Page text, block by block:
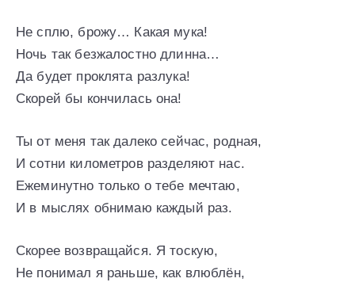
Не сплю, брожу… Какая мука!
Ночь так безжалостно длинна…
Да будет проклята разлука!
Скорей бы кончилась она!
Ты от меня так далеко сейчас, родная,
И сотни километров разделяют нас.
Ежеминутно только о тебе мечтаю,
И в мыслях обнимаю каждый раз.
Скорее возвращайся. Я тоскую,
Не понимал я раньше, как влюблён,